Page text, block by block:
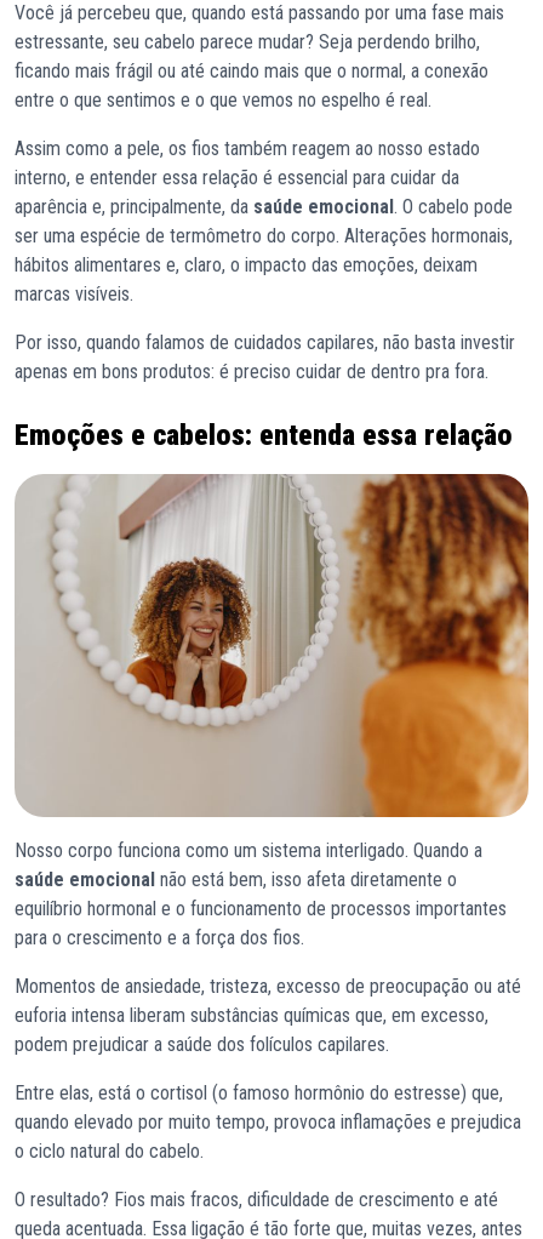
Você já percebeu que, quando está passando por uma fase mais
estressante, seu cabelo parece mudar? Seja perdendo brilho,
ficando mais frágil ou até caindo mais que o normal, a conexão
entre o que sentimos e o que vemos no espelho é real.
Assim como a pele, os fios também reagem ao nosso estado
interno, e entender essa relação é essencial para cuidar da
aparência e, principalmente, da saúde emocional . O cabelo pode
ser uma espécie de termômetro do corpo. Alterações hormonais,
hábitos alimentares e, claro, o impacto das emoções, deixam
marcas visíveis.
Por isso, quando falamos de cuidados capilares, não basta investir
apenas em bons produtos: é preciso cuidar de dentro pra fora.
Emoções e cabelos: entenda essa relação
Nosso corpo funciona como um sistema interligado. Quando a
saúde emocional não está bem, isso afeta diretamente o
equilíbrio hormonal e o funcionamento de processos importantes
para o crescimento e a força dos fios.
Momentos de ansiedade, tristeza, excesso de preocupação ou até
euforia intensa liberam substâncias químicas que, em excesso,
podem prejudicar a saúde dos folículos capilares.
Entre elas, está o cortisol (o famoso hormônio do estresse) que,
quando elevado por muito tempo, provoca inflamações e prejudica
o ciclo natural do cabelo.
O resultado? Fios mais fracos, dificuldade de crescimento e até
queda acentuada. Essa ligação é tão forte que, muitas vezes, antes